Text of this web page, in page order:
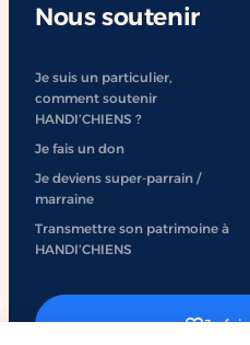
Nous soutenir
Je suis un particulier,
comment soutenir
HANDI’CHIENS ?
Je fais un don
Je deviens super-parrain /
marraine
Transmettre son patrimoine à
HANDI’CHIENS
Je